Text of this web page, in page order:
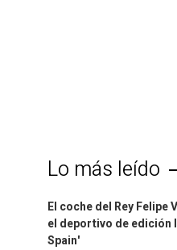
Lo más leído
El coche del Rey Felipe
el deportivo de edición
Spain'